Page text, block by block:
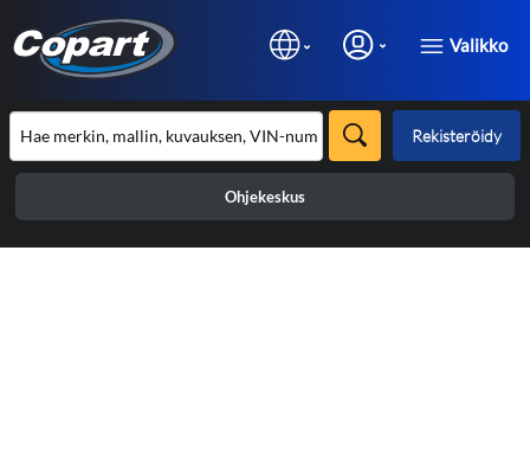
Valikko
Rekisteröidy
Ohjekeskus